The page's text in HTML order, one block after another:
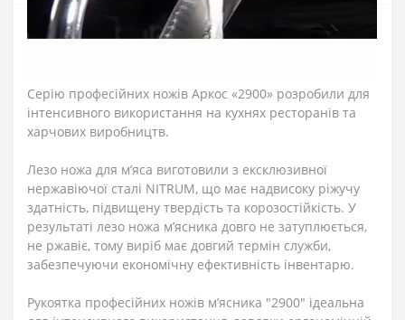
Ніждля зняття шкури 190 ммсерії «2900» Аркос з
Серію професійних ножів Аркос «2900» розробили для
інтенсивного використання на кухнях ресторанів та
харчових виробництв.
Лезо ножа для м’яса виготовили з ексклюзивної
нержавіючої сталі NITRUM, що має надвисоку ріжучу
здатність, підвищену твердість та корозостійкість. У
результаті лезо ножа м’ясника довго не затуплюється,
не ржавіє, тому виріб має довгий термін служби,
забезпечуючи економічну ефективність інвентарю.
Рукоятка професійних ножів м’ясника "2900" ідеальна